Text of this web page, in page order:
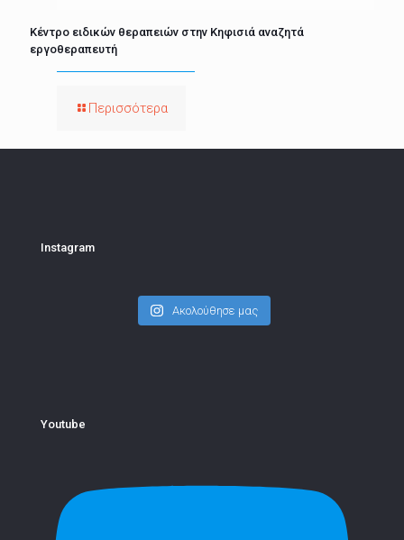
Κέντρο ειδικών θεραπειών στην Κηφισιά αναζητά
εργοθεραπευτή
Περισσότερα
Instagram
Ακολούθησε μας
Youtube